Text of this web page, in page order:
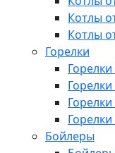
Котлы
Котлы
Горелки
Бойлеры